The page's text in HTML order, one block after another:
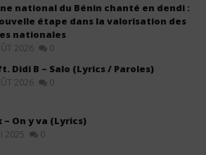
national du Bénin chanté en dendi :
étape dans la valorisation des
nationales
2026 0
Didi B – Salo (Lyrics / Paroles)
2026 0
– On y va (Lyrics)
2025 0